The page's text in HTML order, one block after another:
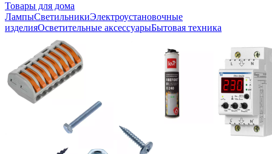
Товары для дома
ЛампыСветильникиЭлектроустановочные
изделияОсветительные аксессуарыБытовая техника